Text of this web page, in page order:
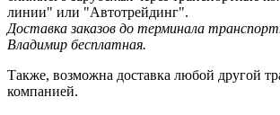
линии" или "Автотрейдинг".
Доставка заказов до терминала
Владимир бесплатная.
Также, возможна доставка любой другой
компанией.